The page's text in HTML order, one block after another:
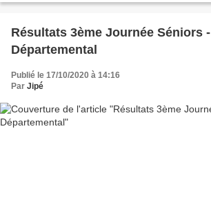
Résultats 3ème Journée Séniors -
Départemental
Publié le 17/10/2020 à 14:16
Par Jipé